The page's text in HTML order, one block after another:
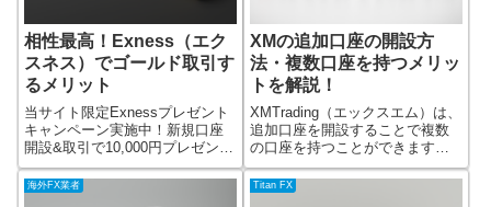
相性最高！Exness（エク
スネス）でゴールド取引す
るメリット
当サイト限定Exnessプレゼント
キャンペーン実施中！新規口座
開設&取引で10,000円プレゼント
FX業者のExness（エクスネス）
のプレゼント企画！Exnessで口
XMの追加口座の開設方
法・複数口座を持つメリッ
トを解説！
XMTrading（エックスエム）は、
追加口座を開設することで複数
の口座を持つことができます。
１つの口座でもトレードはでき
ますが、追加口座を開設、複数
海外FX業者 Titan FX